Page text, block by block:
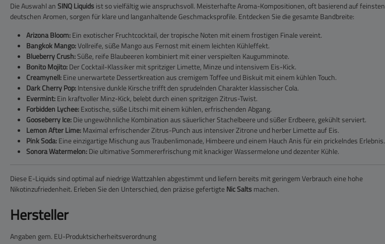
Die Auswahl anSINQ Liquidsist so vielfältig wie anspruchsvoll. Meisterhafte Aroma-Kompositionen, oft basierend auf feinsten
deutschen Aromen, sorgen für klare und langanhaltende Geschmacksprofile. Entdecken Sie die gesamte Bandbreite:
Arizona Bloom:Ein exotischer Fruchtcocktail, der tropische Noten mit einem frostigen Finale vereint.
Bangkok Mango:Vollreife, süße Mango aus Fernost mit einem leichten Kühleffekt.
Blueberry Crush:Süße, reife Blaubeeren kombiniert mit einer verspielten Kaugumminote.
Bonito Mojito:Der Cocktail-Klassiker mit spritziger Limette, Minze und intensivem Eis-Kick.
Creamynell:Eine unerwartete Dessertkreation aus cremigem Toffee und Biskuit mit einem kühlen Touch.
Dark Cherry Pop:Intensive dunkle Kirsche trifft den sprudelnden Charakter klassischer Cola.
Evermint:Ein kraftvoller Minz-Kick, belebt durch einen spritzigen Zitrus-Twist.
Forbidden Lychee:Exotische, süße Litschi mit einem kühlen, erfrischenden Abgang.
Gooseberry Ice:Die ungewöhnliche Kombination aus säuerlicher Stachelbeere und süßer Erdbeere, gekühlt serviert.
Lemon After Lime:Maximal erfrischender Zitrus-Punch aus intensiver Zitrone und herber Limette auf Eis.
Pink Soda:Eine einzigartige Mischung aus Traubenlimonade, Himbeere und einem Hauch Anis für ein prickelndes Erlebnis.
Sonora Watermelon:Die ultimative Sommererfrischung mit knackiger Wassermelone und dezenter Kühle.
Diese E-Liquids sind optimal auf niedrige Wattzahlen abgestimmt und liefern bereits mit geringem Verbrauch eine hohe
Nikotinzufriedenheit. Erleben Sie den Unterschied, den präzise gefertigteNic Saltsmachen.
Hersteller
Angaben gem. EU-Produktsicherheitsverordnung